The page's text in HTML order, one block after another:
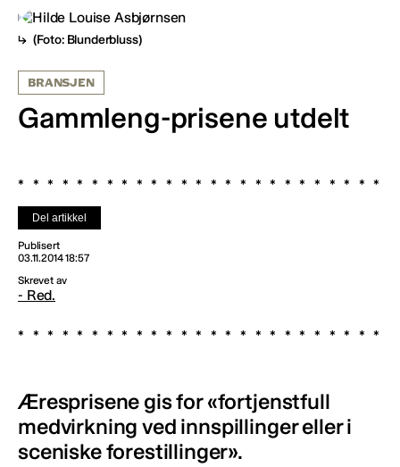
(Foto: Blunderbluss)
BRANSJEN
Gammleng-prisene utdelt
Del artikkel
Publisert
03.11.2014 18:57
Skrevet av
- Red.
Æresprisene gis for «fortjenstfull
medvirkning ved innspillinger eller i
sceniske forestillinger».